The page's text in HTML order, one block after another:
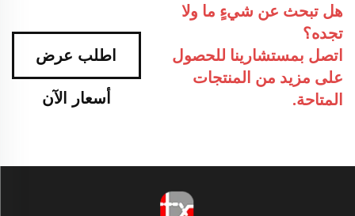
هل تبحث عن شيءٍ ما ولا
تجده؟
اتصل بمستشارينا للحصول
على مزيد من المنتجات
المتاحة.
اطلب عرض
أسعار الآن